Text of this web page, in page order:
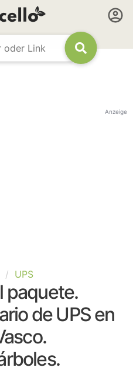
Anzeige
UPS
paquete.
de UPS en